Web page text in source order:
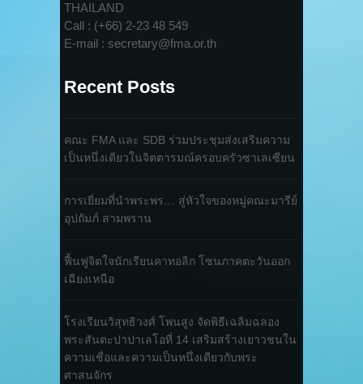
THAILAND
Call : (+66) 2-23 48 549
E-mail : secretary@fma.or.th
Recent Posts
คณะ FMA และ SDB ร่วมประชุมส่งเสริมความ
เป็นหนึ่งเดียวในจิตตารมณ์ครอบครัวซาเลเซียน
การเยี่ยมที่นำพระพร… สู่หัวใจของหมู่คณะมารีย์
อุปถัมภ์ สามพราน
ฟื้นฟูจิตใจนักเรียนคาทอลิก โซนภาคตะวันออก
เฉียงเหนือ
โรงเรียนวิสุทธิวงศ์ โพนสูง จัดพิธีเฉลิมฉลอง
พระสันตะปาปาเลโอที่ 14 เสริมสร้างเยาวชนใน
ความเชื่อและความเป็นหนึ่งเดียวกับพระ
ศาสนจักร